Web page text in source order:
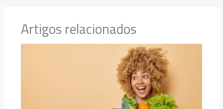
Artigos relacionados